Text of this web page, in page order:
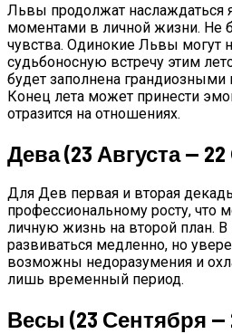
Львы продолжат наслаждаться
моментами в личной жизни. Не
чувства. Одинокие Львы могут
судьбоносную встречу этим
будет заполнена
Конец лета может принести
отразится на отношениях.
Дева (23 Августа —
Для Дев первая и вторая
профессиональному росту, что
личную жизнь на второй план. В
развиваться медленно, но
возможны недоразумения и
лишь временный период.
Весы (23 Сентября —